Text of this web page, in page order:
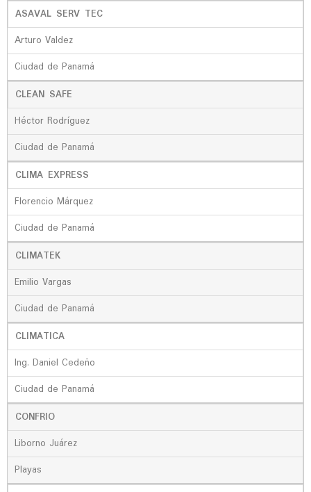
ASAVAL SERV TEC
Arturo Valdez
Ciudad de Panamá
CLEAN SAFE
Héctor Rodríguez
Ciudad de Panamá
CLIMA EXPRESS
Florencio Márquez
Ciudad de Panamá
CLIMATEK
Emilio Vargas
Ciudad de Panamá
CLIMATICA
Ing. Daniel Cedeño
Ciudad de Panamá
CONFRIO
Liborno Juárez
Playas